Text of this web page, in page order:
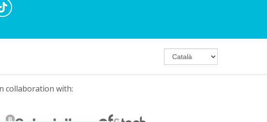
collaboration with: